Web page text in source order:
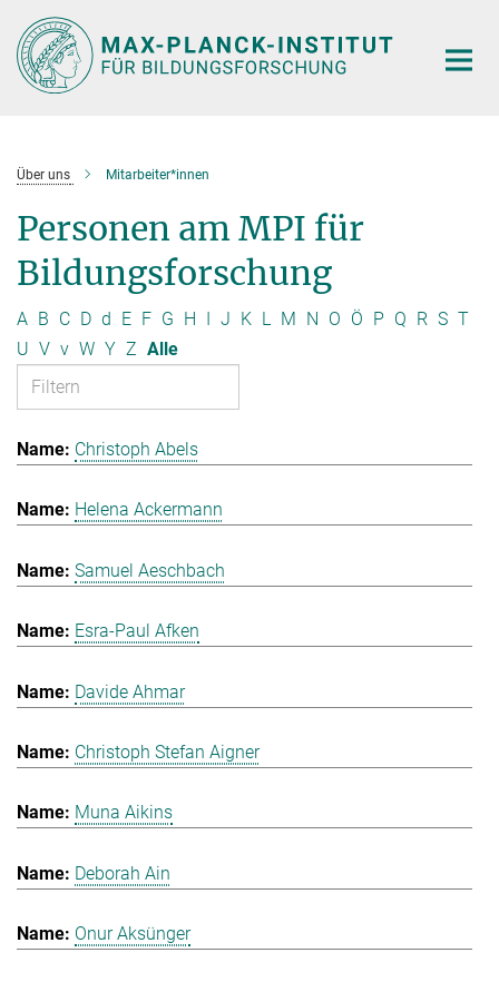
Hauptinhalt
Über uns Mitarbeiter*innen
Personen am MPI für
Bildungsforschung
A B C D d E F G H I J K L M N O Ö P Q R S T
U V v W Y Z Alle
Christoph Abels
Helena Ackermann
Samuel Aeschbach
Esra-Paul Afken
Davide Ahmar
Christoph Stefan Aigner
Muna Aikins
Deborah Ain
Onur Aksünger